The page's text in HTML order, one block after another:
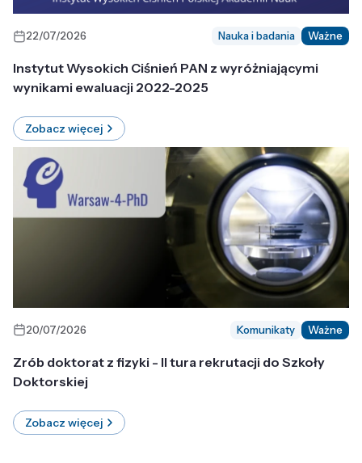
22/07/2026 Nauka i badania Ważne
Instytut Wysokich Ciśnień PAN z wyróżniającymi
wynikami ewaluacji 2022-2025
Zobacz więcej
20/07/2026 Komunikaty Ważne
Zrób doktorat z fizyki - II tura rekrutacji do Szkoły
Doktorskiej
Zobacz więcej